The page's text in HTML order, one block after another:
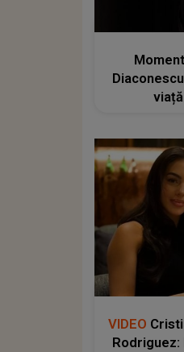
VIDEO
Rodriguez: